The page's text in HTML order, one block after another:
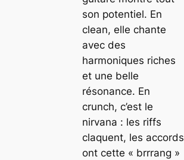
son potentiel. En
clean, elle chante
avec des
harmoniques riches
et une belle
résonance. En
crunch, c’est le
nirvana : les riffs
claquent, les accords
ont cette « brrrang »